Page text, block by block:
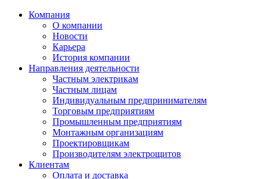
Компания
О компании
Новости
Карьера
История компании
Направления деятельности
Частным электрикам
Частным лицам
Индивидуальным предпринимателям
Торговым предприятиям
Промышленным предприятиям
Монтажным организациям
Проектировщикам
Производителям электрощитов
Клиентам
Оплата и доставка